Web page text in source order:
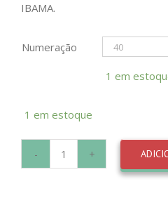
IBAMA.
Numeração
1 em
1 em estoque